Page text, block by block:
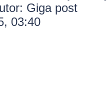
Giga
03:40